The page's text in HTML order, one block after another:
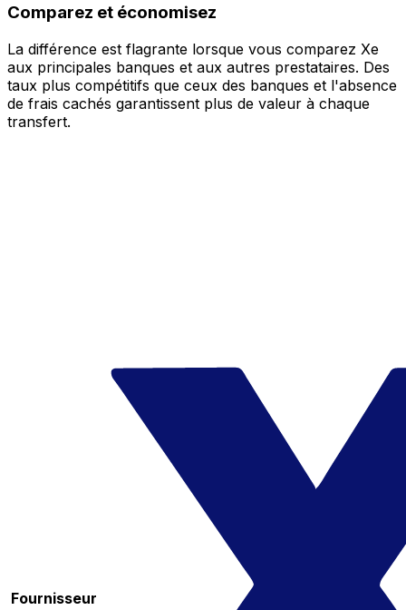
Comparez et économisez
La différence est flagrante lorsque vous comparez Xe
aux principales banques et aux autres prestataires. Des
taux plus compétitifs que ceux des banques et l'absence
de frais cachés garantissent plus de valeur à chaque
transfert.
Fournisseur